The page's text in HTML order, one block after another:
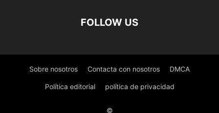
FOLLOW US
Sobre nosotros Contacta con nosotros DMCA
Política editorial política de privacidad
©